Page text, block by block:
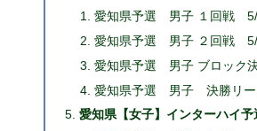
愛知県予選 男子 １回戦
愛知県予選 男子 ２回戦
愛知県予選 男子 ブロック
愛知県予選 男子 決勝リ
愛知県【女子】インターハイ予